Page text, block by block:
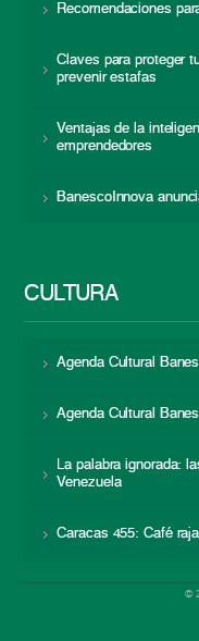
Recomendaciones
Claves para proteger
prevenir estafas
Ventajas de la
emprendedores
BanescoInnova
CULTURA
Agenda Cultural
Agenda Cultural
La palabra ignorada:
Venezuela
Caracas 455: Café
©